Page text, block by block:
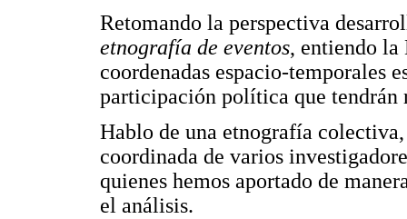
Retomando la perspectiva
etnografía de eventos, entiendo la
coordenadas espacio-temporales
participación política que tendrán
Hablo de una etnografía
coordinada de varios
quienes hemos aportado de
el análisis.